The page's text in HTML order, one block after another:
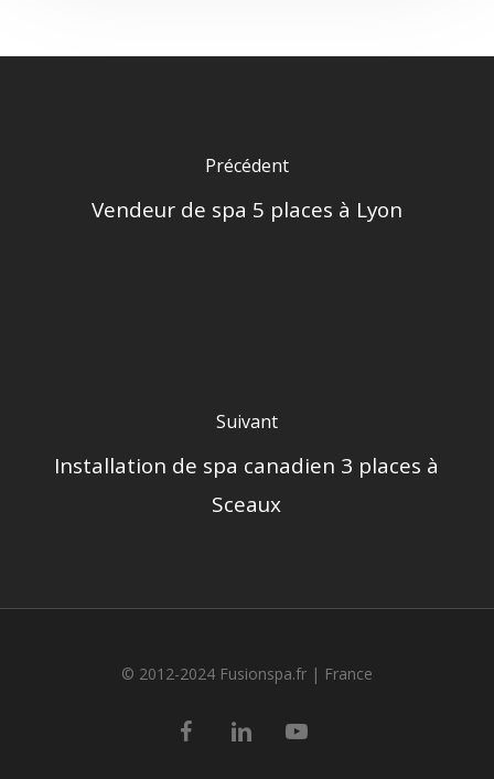
Précédent
Vendeur de spa 5 places à Lyon
Suivant
Installation de spa canadien 3 places à
Sceaux
© 2012-2024 Fusionspa.fr | France
facebooklinkedin youtube